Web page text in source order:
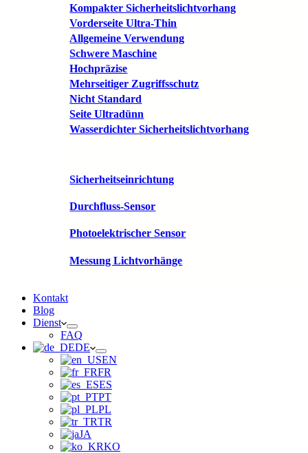
Kompakter Sicherheitslichtvorhang
Vorderseite Ultra-Thin
Allgemeine Verwendung
Schwere Maschine
Hochpräzise
Mehrseitiger Zugriffsschutz
Nicht Standard
Seite Ultradünn
Wasserdichter Sicherheitslichtvorhang
Sicherheitseinrichtung
Durchfluss-Sensor
Photoelektrischer Sensor
Messung Lichtvorhänge
Kontakt
Blog
Dienst
FAQ
DE
EN
FR
ES
PT
PL
TR
JA
KO